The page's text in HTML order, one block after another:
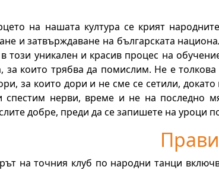
на нашата култура се крият
и затвърждаване на българската
този уникален и красив процес на
за които трябва да помислим. Не е
за които дори и не сме се сетили,
спестим нерви, време и не на последно
добре, преди да се запишете на уроци
на точния клуб по народни танци